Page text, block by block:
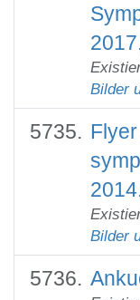
Bilder
Bilder